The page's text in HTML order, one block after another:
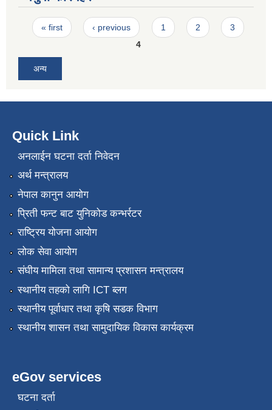
Pages
« first ‹ previous 1 2
3
4
अन्य
Quick Link
अनलाईन घटना दर्ता निवेदन
अर्थ मन्त्रालय
नेपाल कानुन आयोग
प्रिती फन्ट बाट युनिकोड कन्भर्रटर
राष्ट्रिय योजना आयोग
लोक सेवा आयोग
संघीय मामिला तथा सामान्य प्रशासन मन्त्रालय
स्थानीय तहको लागि ICT ब्लग
स्थानीय पूर्वाधार तथा कृषि सडक विभाग
स्थानीय शासन तथा सामुदायिक विकास कार्यक्रम
eGov services
घटना दर्ता